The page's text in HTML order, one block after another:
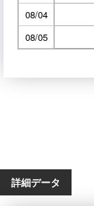
08/04
08/05
詳細データ